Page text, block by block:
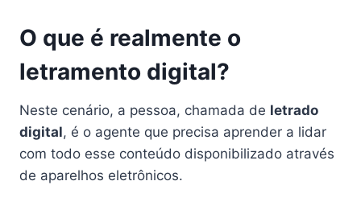
O que é realmente o
letramento digital?
Neste cenário, a pessoa, chamada de letrado
digital, é o agente que precisa aprender a lidar
com todo esse conteúdo disponibilizado através
de aparelhos eletrônicos.